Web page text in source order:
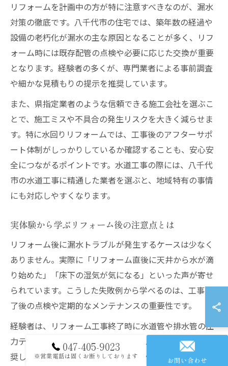
リフォームを計画中の方が特に注意すべきなのが、漏水
対策の徹底です。八千代市の住宅では、築年数の経過や
設備の老朽化が漏水の主な原因となることが多く、リフ
ォーム時には既存配管の点検や必要に応じた交換が重要
となります。経験者の多くが、専門業者による事前調査
や細かな見積もりの提示を推奨しています。
また、県指定業者のような信頼できる施工会社を選ぶこ
とで、施工ミスや不具合の発生リスクを大きく減らせま
す。特に水回りリフォームでは、工事後のアフターサポ
ート体制がしっかりしているか確認することも、安心安
全につながるポイントです。水道工事の際には、八千代
市の水道工事に精通した業者を選ぶと、地域特有の事情
にも対応しやすくなります。
実体験から学ぶリフォーム後の注意点とは
リフォーム後に漏水トラブルが発生するケースは少なく
ありません。実際に「リフォーム直後に天井から水が滴
り始めた」「床下の湿気が気になる」といった声が寄せ
られています。こうした失敗例から学べるのは、工事完
了後の点検や定期的なメンテナンスの重要性です。
経験者は、リフォーム工事終了時に水道管や排水管の圧
力テスト、目視チェックを必ず実施してもらうことを推
奨しています。さらに、万が一のトラブルに備えて工事
047-405-9023
※営業電話は固くお断りしております お問い合わせ